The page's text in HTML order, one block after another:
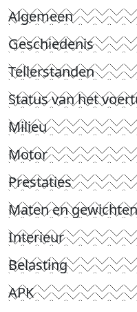
Algemeen
Geschiedenis
Tellerstanden
Status van het
Milieu
Motor
Prestaties
Maten en gewichten
Interieur
Belasting
APK